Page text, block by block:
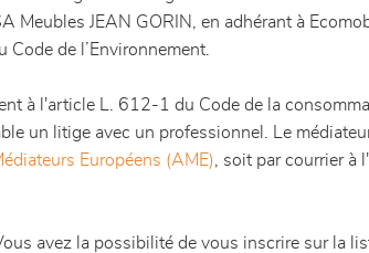
Meubles JEAN GORIN, en adhérant à
de l’Environnement.
à l'article L. 612-1 du Code de la
un litige avec un professionnel. Le
Européens (AME)
, soit par courrier
avez la possibilité de vous inscrire sur la